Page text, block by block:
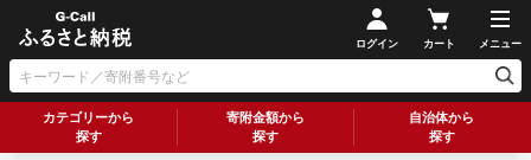
ログイン カート メニュー
カテゴリーから
探す
寄附金額から
探す
自治体から
探す